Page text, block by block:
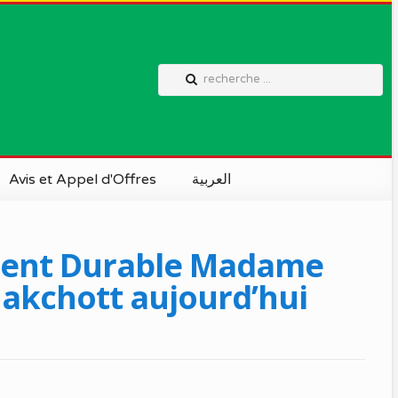
Avis et Appel d'Offres العربية
Durable Madame
aujourd’hui